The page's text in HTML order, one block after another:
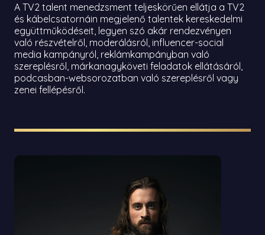
A TV2 talent menedzsment teljeskörűen ellátja a TV2
és kábelcsatornáin megjelenő talentek kereskedelmi
együttműködéseit, legyen szó akár rendezvényen
való részvételről, moderálásról, influencer-social
media kampányról, reklámkampányban való
szereplésről, márkanagyköveti feladatok ellátásáról,
podcasban-websorozatban való szereplésről vagy
zenei fellépésről.